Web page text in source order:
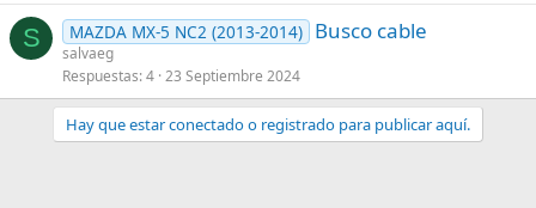
S MAZDA MX-5 NC2 (2013-2014) Busco cable
salvaeg
Respuestas 4 23 Septiembre 2024
Hay que estar conectado o registrado para publicar aquí.